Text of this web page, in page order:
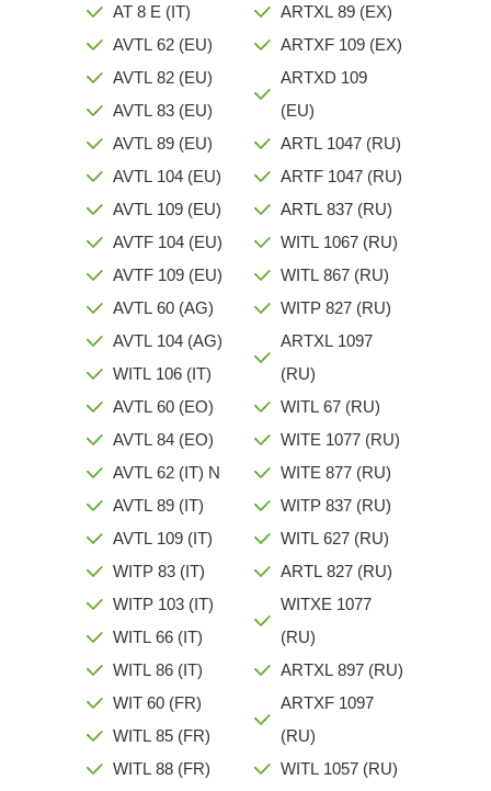
AT 8 E (IT)
AVTL 62 (EU)
AVTL 82 (EU)
AVTL 83 (EU)
AVTL 89 (EU)
AVTL 104 (EU)
AVTL 109 (EU)
AVTF 104 (EU)
AVTF 109 (EU)
AVTL 60 (AG)
AVTL 104 (AG)
WITL 106 (IT)
AVTL 60 (EO)
AVTL 84 (EO)
AVTL 62 (IT) N
AVTL 89 (IT)
AVTL 109 (IT)
WITP 83 (IT)
WITP 103 (IT)
WITL 66 (IT)
WITL 86 (IT)
WIT 60 (FR)
WITL 85 (FR)
WITL 88 (FR)
ARTXL 89 (EX)
ARTXF 109 (EX)
ARTXD 109
(EU)
ARTL 1047 (RU)
ARTF 1047 (RU)
ARTL 837 (RU)
WITL 1067 (RU)
WITL 867 (RU)
WITP 827 (RU)
ARTXL 1097
(RU)
WITL 67 (RU)
WITE 1077 (RU)
WITE 877 (RU)
WITP 837 (RU)
WITL 627 (RU)
ARTL 827 (RU)
WITXE 1077
(RU)
ARTXL 897 (RU)
ARTXF 1097
(RU)
WITL 1057 (RU)